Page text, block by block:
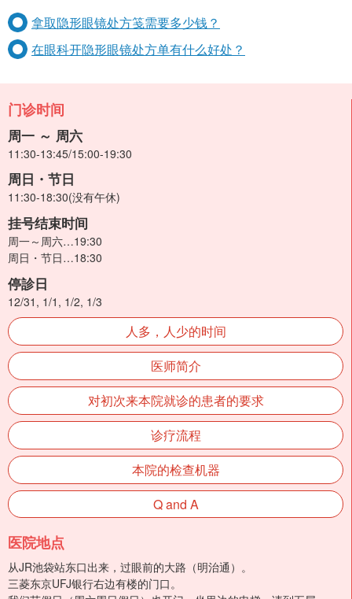
拿取隐形眼镜处方笺需要多少钱？
在眼科开隐形眼镜处方单有什么好处？
门诊时间
周一 ～ 周六
11:30-13:45/15:00-19:30
周日・节日
11:30-18:30(没有午休)
挂号结束时间
周一～周六…19:30
周日・节日…18:30
停診日
12/31, 1/1, 1/2, 1/3
人多，人少的时间
医师简介
对初次来本院就诊的患者的要求
诊疗流程
本院的检查机器
Q and A
医院地点
从JR池袋站东口出来，过眼前的大路（明治通）。
三菱东京UFJ银行右边有楼的门口。